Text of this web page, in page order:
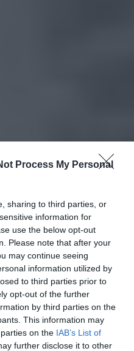
Process My Personal
sharing to third parties, or
information for
use the below opt-out
Please note that after your
may continue seeing
information utilized by
to third parties prior to
opt-out of the further
by third parties on the
This information may
on the IAB’s List of
further disclose it to other